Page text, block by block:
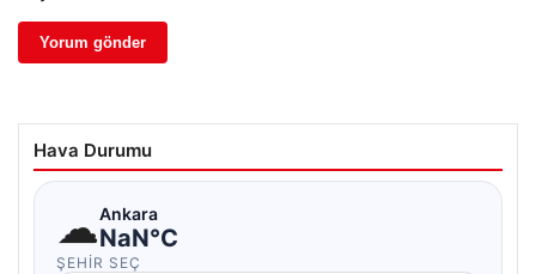
Hava Durumu
☁Ankara
NaN°C
ŞEHIR SEÇ